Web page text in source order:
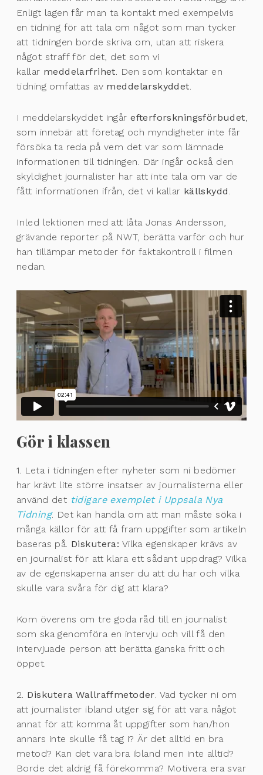
Enligt lagen får man ta kontakt med exempelvis
en tidning för att tala om något som man tycker
att tidningen borde skriva om, utan att riskera
något straff för det, det som vi
kallar meddelarfrihet . Den som kontaktar en
tidning omfattas av meddelarskyddet
I meddelarskyddet ingårefterforskningsförbudet,
som innebär att företag och myndigheter inte får
försöka ta reda på vem det var som lämnade
informationen till tidningen. Där ingår också den
skyldighet journalister har att inte tala om var de
fått informationen ifrån, det vi kallar källskydd .
Inled lektionen med att låta Jonas Andersson,
grävande reporter på NWT, berätta varför och hur
han tillämpar metoder för faktakontroll i filmen
nedan.
Gör i klassen
1. Leta i tidningen efter nyheter som ni bedömer
har krävt lite större insatser av journalisterna eller
använd det tidigare exemplet i Uppsala Nya
Tidning. Det kan handla om att man måste söka i
många källor för att få fram uppgifter som artikeln
baseras på. Diskutera: Vilka egenskaper krävs av
en journalist för att klara ett sådant uppdrag? Vilka
av de egenskaperna anser du att du har och vilka
skulle vara svåra för dig att klara?
Kom överens om tre goda råd till en journalist
som ska genomföra en intervju och vill få den
intervjuade person att berätta ganska fritt och
öppet.
2. Diskutera Wallraffmetoder. Vad tycker ni om
att journalister ibland utger sig för att vara något
annat för att komma åt uppgifter som han/hon
annars inte skulle få tag i? Är det alltid en bra
metod? Kan det vara bra ibland men inte alltid?
Borde det aldrig få förekomma? Motivera era svar